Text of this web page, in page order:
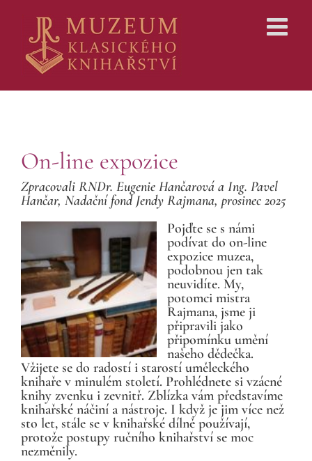
content
On-line expozice
Zpracovali RNDr. Eugenie Hančarová a Ing. Pavel
Hančar, Nadační fond Jendy Rajmana, prosinec 2025
Pojďte se s námi
podívat do on-line
expozice muzea,
podobnou jen tak
neuvidíte. My,
potomci mistra
Rajmana, jsme ji
připravili jako
připomínku umění
našeho dědečka.
Vžijete se do radostí i starostí uměleckého
knihaře v minulém století. Prohlédnete si vzácné
knihy zvenku i zevnitř. Zblízka vám představíme
knihařské náčiní a nástroje. I když je jim více než
sto let, stále se v knihařské dílně používají,
protože postupy ručního knihařství se moc
nezměnily.